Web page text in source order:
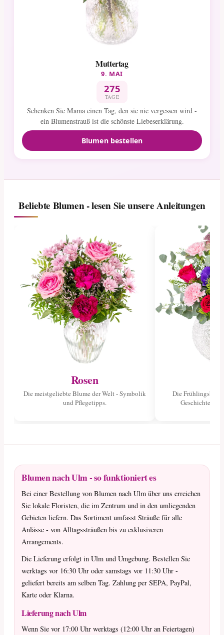
Muttertag
9. MAI
275
TAGE
Schenken Sie Mama einen Tag, den sie nie vergessen wird -
ein Blumenstrauß ist die schönste Liebeserklärung.
Blumen bestellen
Beliebte Blumen - lesen Sie unsere Anleitungen
Rosen
Die meistgeliebte Blume der Welt - Symbolik
und Pflegetipps.
Die
Geschichte
Blumen nach Ulm - so funktioniert es
Bei einer Bestellung von Blumen nach Ulm über uns erreichen
Sie lokale Floristen, die im Zentrum und in den umliegenden
Gebieten liefern. Das Sortiment umfasst Sträuße für alle
Anlässe - von Alltagssträußen bis zu exklusiveren
Arrangements.
Die Lieferung erfolgt in Ulm und Umgebung. Bestellen Sie
werktags vor 16:30 Uhr oder samstags vor 11:30 Uhr -
geliefert bereits am selben Tag. Zahlung per SEPA, PayPal,
Karte oder Klarna.
Lieferung nach Ulm
Wenn Sie vor 17:00 Uhr werktags (12:00 Uhr an Feiertagen)